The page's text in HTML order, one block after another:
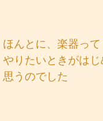
ほんとに、楽器って
やりたいときがは
思うのでした